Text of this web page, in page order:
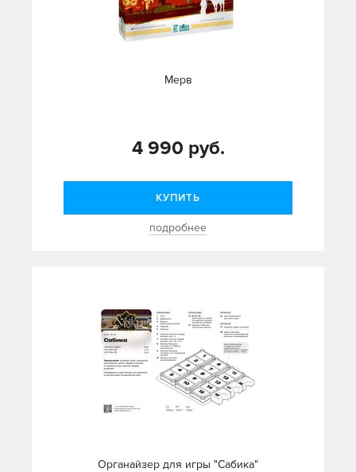
Мерв
4 990 руб.
КУПИТЬ
подробнее
Органайзер для игры "Сабика"